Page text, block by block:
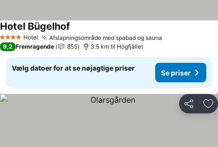
4 StjernerHotel Afslapningsområde med spabad og sauna
Hotel Bügelhof
9,2 Fremragende 855 3.5 km til Högfjället
Vælg datoer for at se nøjagtige priser
Se priser
Del